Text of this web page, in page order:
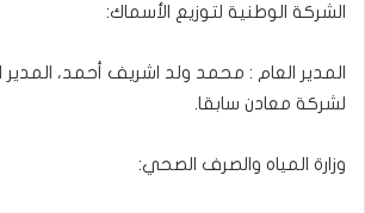
الشركة الوطنية لتوزيع الأسماك:
المدير العام : محمد ولد اشريف أحمد، المدير
لشركة معادن سابقا.
وزارة المياه والصرف الصحي: